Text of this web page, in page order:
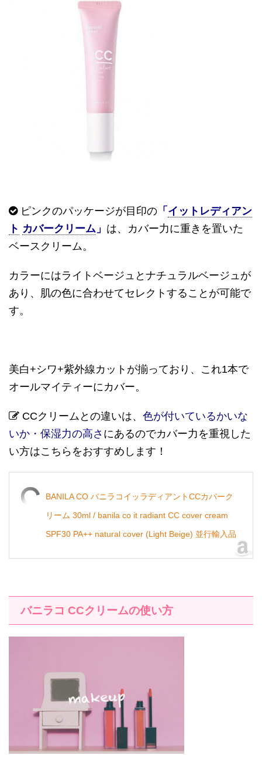
ピンクのパッケージが目印の 「 イットレディアン
ト カバークリーム 」 は、カバー力に重きを置いた
ベースクリーム。
カラーにはライトベージュとナチュラルベージュが
あり、肌の色に合わせてセレクトすることが可能で
す。
美白+シワ+紫外線カットが揃っており、これ1本で
オールマイティーにカバー。
CCクリームとの違いは、 色が付いているかいな
いか・保湿力の高さ にあるのでカバー力を重視した
い方はこちらをおすすめします！
BANILA CO バニラコイッラディアントCCカバーク
リーム 30ml / banila co it radiant CC cover cream
SPF30 PA++ natural cover (Light Beige) 並行輸入品
バニラコ CCクリームの使い方